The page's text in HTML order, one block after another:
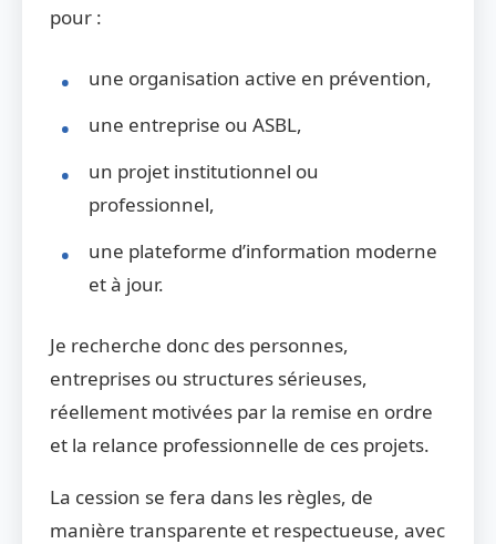
pour :
une organisation active en prévention,
une entreprise ou ASBL,
un projet institutionnel ou
professionnel,
une plateforme d’information moderne
et à jour.
Je recherche donc des personnes,
entreprises ou structures sérieuses,
réellement motivées par la remise en ordre
et la relance professionnelle de ces projets.
La cession se fera dans les règles, de
manière transparente et respectueuse, avec